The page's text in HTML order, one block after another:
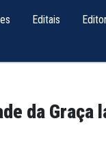
Editais
da